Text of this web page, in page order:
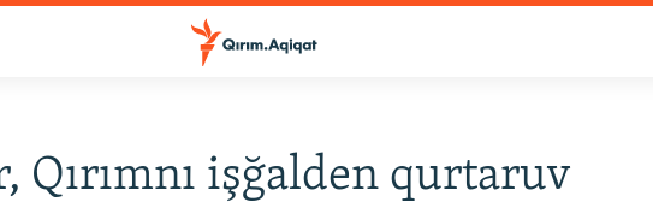
Qırımnı işğalden qurtaruv